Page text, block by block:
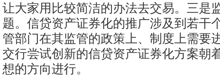
让大家用比较简洁的办法去交易。三是
题。信贷资产证券化的推广涉及到若干
管部门在其监管的政策上、制度上需要
交行尝试创新的信贷资产证券化方案朝
想的方向进行。